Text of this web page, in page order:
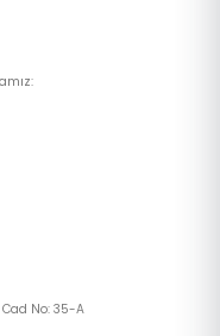
No: 35-A